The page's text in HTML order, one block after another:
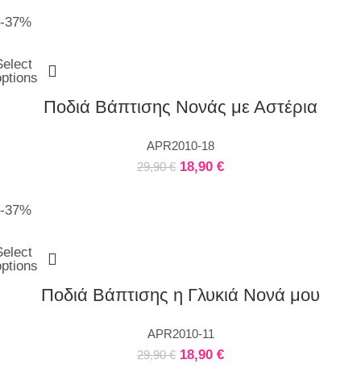
-37%
Ποδιά Βάπτισης Νονάς με Αστέρια
APR2010-18
29,90€ 18,90 €
-37%
Ποδιά Βάπτισης η Γλυκιά Νονά μου
APR2010-11
29,90€ 18,90 €